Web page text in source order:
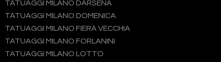
TATUAGGI MILANO DARSENA
TATUAGGI MILANO DOMENICA
TATUAGGI MILANO FIERA VECCHIA
TATUAGGI MILANO FORLANINI
TATUAGGI MILANO LOTTO